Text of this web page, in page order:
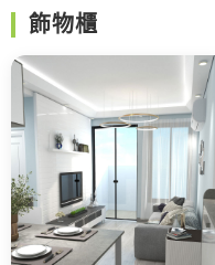
飾物櫃